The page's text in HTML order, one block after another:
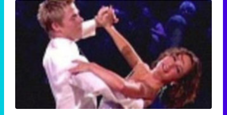
Tráiler de '33 días', la nueva serie de Atresplayer con Julián Villagrán y José Manuel Poga